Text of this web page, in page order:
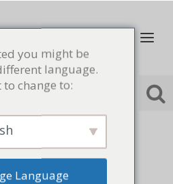
Crie conteúdo
integrado ao seu blog
iniciantes
you might be
language.
change to:
Language